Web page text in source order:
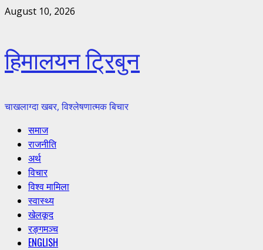
Skip
August 10, 2026
हिमालयन ट्रिबुन
चाखलाग्दा खबर, विश्लेषणात्मक बिचार
Primary
Menu
समाज
राजनीति
अर्थ
विचार
विश्व मामिला
स्वास्थ्य
खेलकूद
रङ्गमञ्च
ENGLISH